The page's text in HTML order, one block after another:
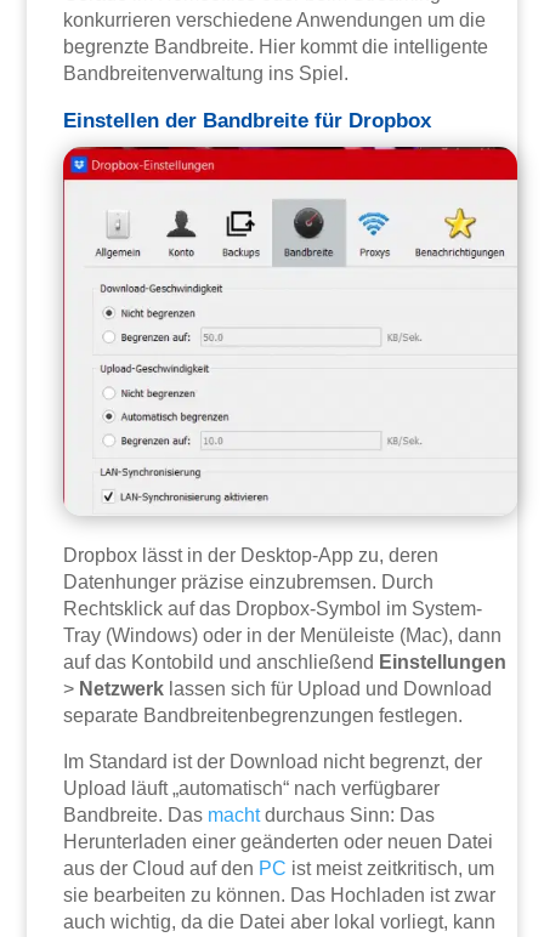
konkurrieren verschiedene Anwendungen um die
begrenzte Bandbreite. Hier kommt die intelligente
Bandbreitenverwaltung ins Spiel.
Einstellen der Bandbreite für Dropbox
Dropbox lässt in der Desktop-App zu, deren
Datenhunger präzise einzubremsen. Durch
Rechtsklick auf das Dropbox-Symbol im System-
Tray (Windows) oder in der Menüleiste (Mac), dann
auf das Kontobild und anschließend Einstellungen
> Netzwerk lassen sich für Upload und Download
separate Bandbreitenbegrenzungen festlegen.
Im Standard ist der Download nicht begrenzt, der
Upload läuft „automatisch“ nach verfügbarer
Bandbreite. Das machtdurchaus Sinn: Das
Herunterladen einer geänderten oder neuen Datei
aus der Cloud auf den PC ist meist zeitkritisch, um
sie bearbeiten zu können. Das Hochladen ist zwar
auch wichtig, da die Datei aber lokal vorliegt, kann